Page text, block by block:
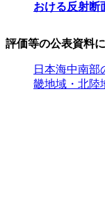
おける反射断
評価等の公表資料
日本海中南
畿地域・北